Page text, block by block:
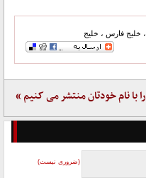
، خلیج فارس ، خلیج
با نام خودتان منتشر می کنیم »
(ضروری نیست)